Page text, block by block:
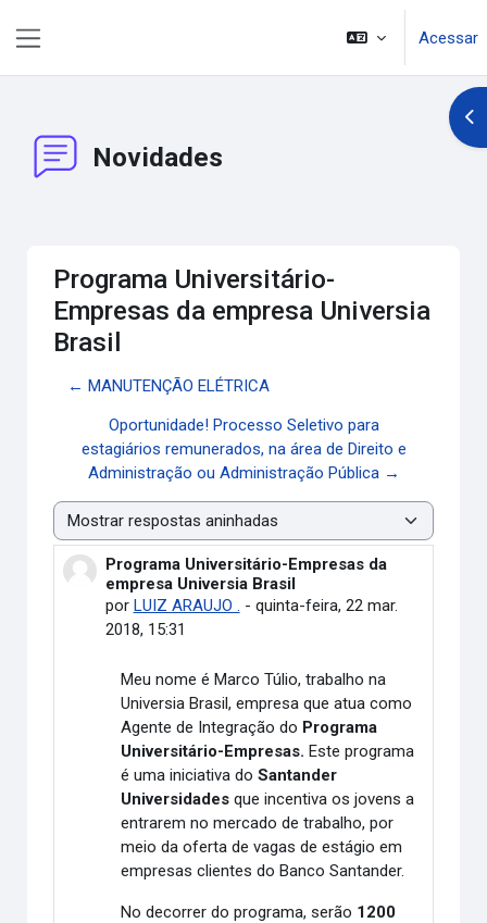
Acessar
Novidades
Programa Universitário-
Empresas da empresa Universia
Brasil
← MANUTENÇÃO ELÉTRICA
Oportunidade! Processo Seletivo para
estagiários remunerados, na área de Direito e
Administração ou Administração Pública →
Modo de visualização
Programa Universitário-Empresas da
empresa Universia Brasil
por LUIZ ARAUJO . - quinta-feira, 22 mar.
2018, 15:31
Número de respostas: 0
Meu nome é Marco Túlio, trabalho na
Universia Brasil, empresa que atua como
Agente de Integração do Programa
Universitário-Empresas. Este programa
é uma iniciativa doSantander
Universidades que incentiva os jovens a
entrarem no mercado de trabalho, por
meio da oferta de vagas de estágio em
empresas clientes do Banco Santander.
No decorrer do programa, serão 1200